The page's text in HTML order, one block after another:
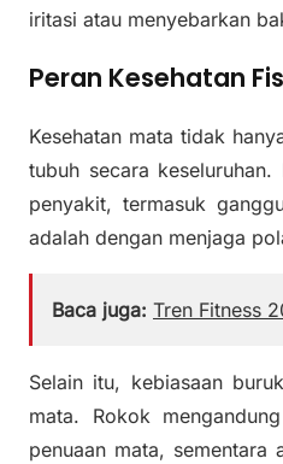
iritasi atau menyebarkan
Peran Kesehatan
Kesehatan mata tidak
tubuh secara
penyakit, termasuk
adalah dengan menjaga
Baca juga: Tren Fitness
Selain itu, kebiasaan
mata. Rokok
penuaan mata, sementara